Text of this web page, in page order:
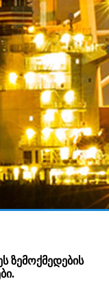
ზემოქმედების